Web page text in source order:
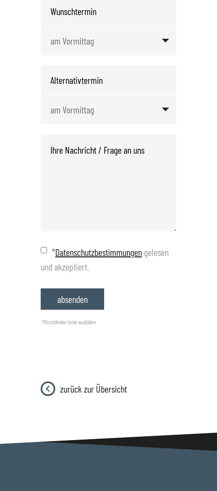
*Datenschutzbestimmungen gelesen
und akzeptiert.
*Pflichtfelder bitte ausfüllen
zurück zur Übersicht